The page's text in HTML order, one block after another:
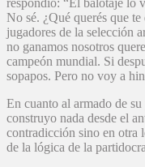
respondió: “El balotaje lo
No sé. ¿Qué querés que
jugadores de la selección
no ganamos nosotros
campeón mundial. Si
sopapos. Pero no voy a
En cuanto al armado de
construyo nada desde el
contradicción sino en otra
de la lógica de la